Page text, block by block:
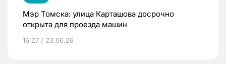
Мэр Томска: улица Карташова досрочно
открыта для проезда машин
16:27 / 23.06.26